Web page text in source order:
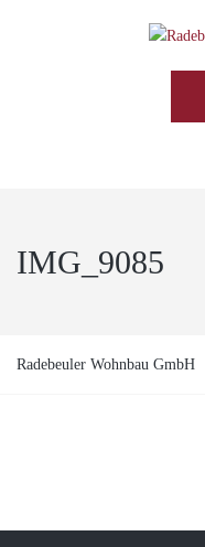
IMG_9085
Radebeuler Wohnbau GmbH